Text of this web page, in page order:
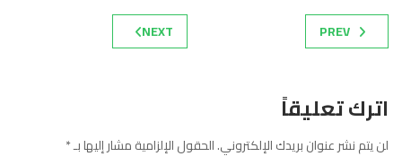
PREV
NEXT
اترك تعليقاً
لن يتم نشر عنوان بريدك الإلكتروني.الحقول الإلزامية مشار إليها بـ*